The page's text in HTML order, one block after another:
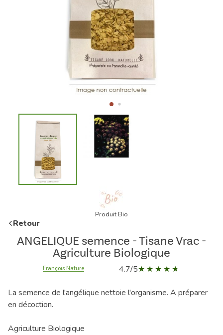
Produit Bio
Retour
ANGELIQUE semence - Tisane Vrac -
Agriculture Biologique
François Nature 4.7/5
La semence de l'angélique nettoie l'organisme. A préparer
en décoction.
Agriculture Biologique